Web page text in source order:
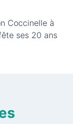
Coccinelle à
ses 20 ans